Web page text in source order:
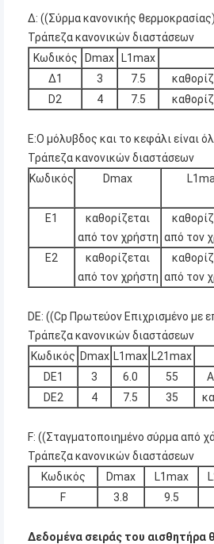
Δ: ((Σύρμα κανονικής θερμοκρασίας)
Τράπεζα κανονικών διαστάσεων
Κωδικός
Dmax L1max
Δ1
3 7.5
D2
4 7.5
E:Ο μόλυβδος και το κεφάλι είναι
Τράπεζα κανονικών διαστάσεων
Κωδικός
Dmax
Ε1
καθορίζεται
από τον χρήστη από τον
Ε2
καθορίζεται
από τον χρήστη από τον
DE: ((Cp Πρωτεύον Επιχρισμένο με
Τράπεζα κανονικών διαστάσεων
Κωδικός Dmax L1max L21max
DE1
3 6.0 55
DE2
4 7.5 35
F: ((Σταγματοποιημένο σύρμα από
Τράπεζα κανονικών διαστάσεων
Κωδικός
Dmax L1max
F
3.8 9.5
Δεδομένα σειράς του αισθητήρα